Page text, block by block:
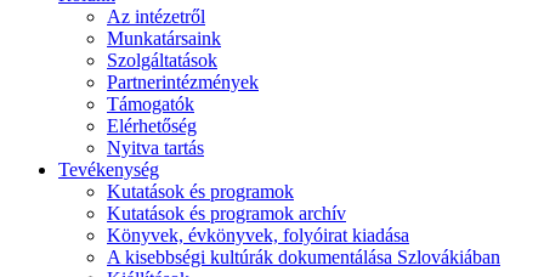
Az intézetről
Munkatársaink
Szolgáltatások
Partnerintézmények
Támogatók
Elérhetőség
Nyitva tartás
Tevékenység
Kutatások és programok
Kutatások és programok archív
Könyvek, évkönyvek, folyóirat kiadása
A kisebbségi kultúrák dokumentálása Szlovákiában